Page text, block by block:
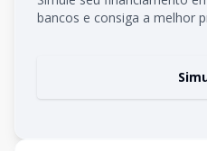
bancos e consiga a melhor